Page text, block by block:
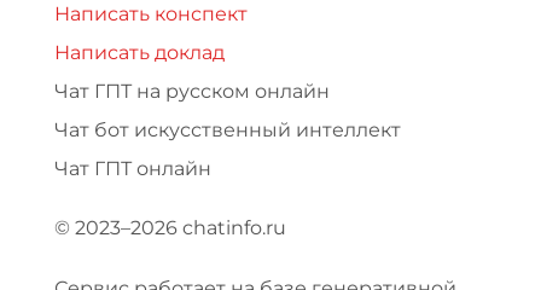
Написать конспект
Написать доклад
Чат ГПТ на русском онлайн
Чат бот искусственный интеллект
Чат ГПТ онлайн
© 2023–2026 chatinfo.ru